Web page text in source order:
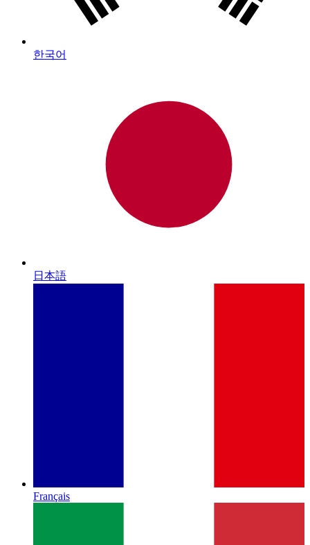
한국어
日本語
Français